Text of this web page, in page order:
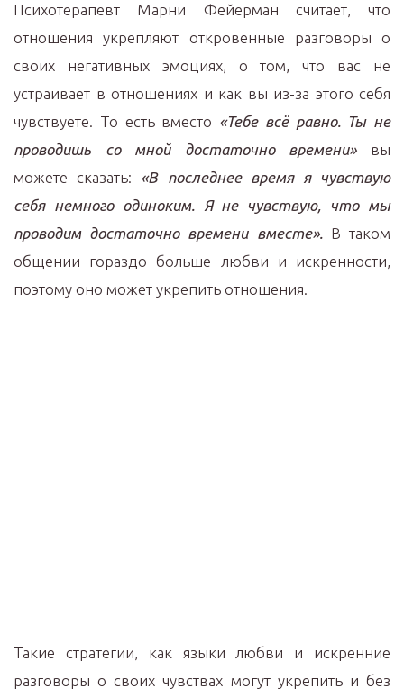
Психотерапевт Марни Фейерман считает, что
отношения укрепляют откровенные разговоры о
своих негативных эмоциях, о том, что вас не
устраивает в отношениях и как вы из-за этого себя
чувствуете. То есть вместо «Тебе всё равно. Ты не
проводишь со мной достаточно времени»вы
можете сказать: «В последнее время я чувствую
себя немного одиноким. Я не чувствую, что мы
проводим достаточно времени вместе».В таком
общении гораздо больше любви и искренности,
поэтому оно может укрепить отношения.
Такие стратегии, как языки любви и искренние
разговоры о своих чувствах могут укрепить и без